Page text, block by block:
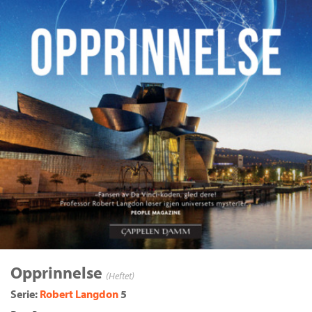
Opprinnelse (Heftet)
Serie: Robert Langdon 5